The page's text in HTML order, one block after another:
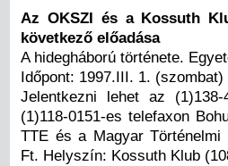
Az OKSZI és a Kossuth
következő előadása
A hidegháború története.
Időpont: 1997.III. 1. (szombat)
Jelentkezni lehet az
(1)118-0151-es telefaxon
TTE és a Magyar Történelmi
Ft. Helyszín: Kossuth Klub